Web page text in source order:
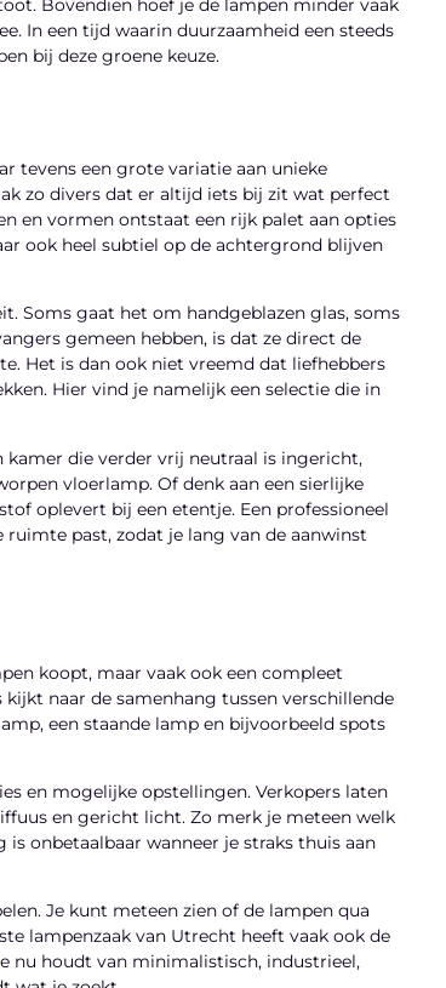
Bovendien hoef je de lampen minder vaak
In een tijd waarin duurzaamheid een steeds
bij deze groene keuze.
tevens een grote variatie aan unieke
zo divers dat er altijd iets bij zit wat perfect
en vormen ontstaat een rijk palet aan opties
ook heel subtiel op de achtergrond blijven
Soms gaat het om handgeblazen glas, soms
gemeen hebben, is dat ze direct de
Het is dan ook niet vreemd dat liefhebbers
Hier vind je namelijk een selectie die in
die verder vrij neutraal is ingericht,
vloerlamp. Of denk aan een sierlijke
oplevert bij een etentje. Een professioneel
past, zodat je lang van de aanwinst
koopt, maar vaak ook een compleet
naar de samenhang tussen verschillende
een staande lamp en bijvoorbeeld spots
en mogelijke opstellingen. Verkopers laten
en gericht licht. Zo merk je meteen welk
onbetaalbaar wanneer je straks thuis aan
Je kunt meteen zien of de lampen qua
lampenzaak van Utrecht heeft vaak ook de
nu houdt van minimalistisch, industrieel,